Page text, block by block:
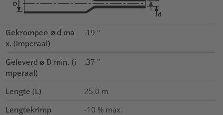
Gekrompen ⌀ d ma
x. (imperaal)
.19 "
Geleverd ⌀ D min. (i
mperaal)
.37 "
Lengte (L) 25.0 m
Lengtekrimp
-10 % max.